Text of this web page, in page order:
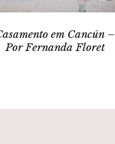
em Cancún –
Por Fernanda Floret